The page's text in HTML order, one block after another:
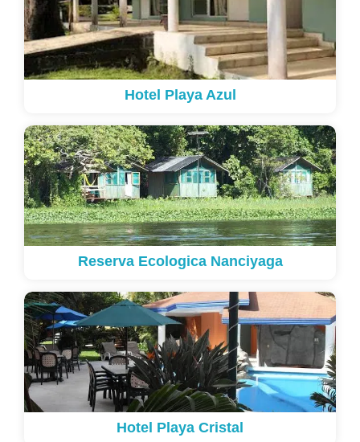
Hotel Playa Azul
Reserva Ecologica Nanciyaga
Hotel Playa Cristal